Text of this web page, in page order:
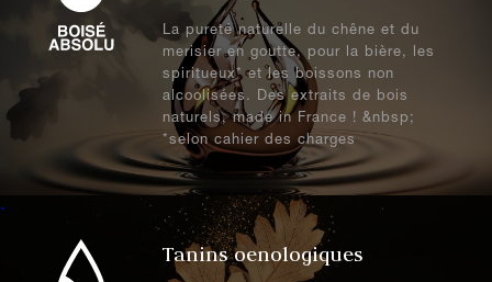
La pureté naturelle du chêne et du
merisier en goutte, pour la bière, les
spiritueux* et les boissons non
alcoolisées. Des extraits de bois
naturels, made in France ! &nbsp;
*selon cahier des charges
.
Tanins oenologiques